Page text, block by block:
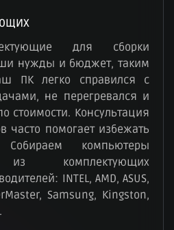
для сборки
нужды и бюджет, таким
ПК легко справился с
не перегревался и
стоимости. Консультация
часто помогает избежать
компьютеры
из комплектующих
INTEL, AMD, ASUS,
Samsung, Kingston,